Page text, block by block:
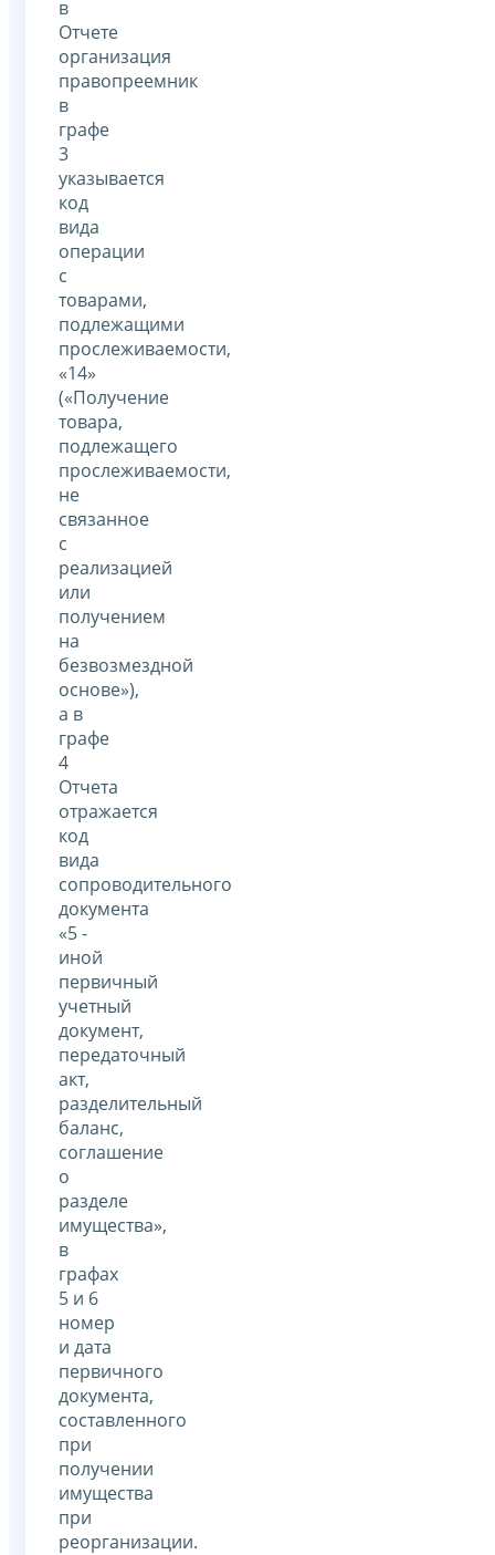
в
Отчете
организация
правопреемник
в
графе
3
указывается
код
вида
операции
с
товарами,
подлежащими
прослеживаемости,
«14»
(«Получение
товара,
подлежащего
прослеживаемости,
не
связанное
с
реализацией
или
получением
на
безвозмездной
основе»),
а в
графе
4
Отчета
отражается
код
вида
сопроводительного
документа
«5 -
иной
первичный
учетный
документ,
передаточный
акт,
разделительный
баланс,
соглашение
о
разделе
имущества»,
в
графах
5 и 6
номер
и дата
первичного
документа,
составленного
при
получении
имущества
при
реорганизации.